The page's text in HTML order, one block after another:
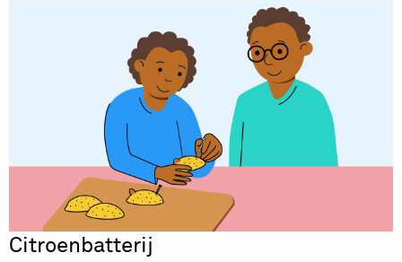
Citroenbatterij